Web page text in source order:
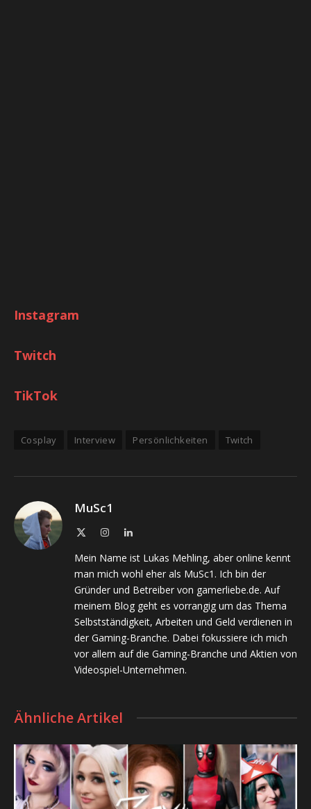
Instagram
Twitch
TikTok
Cosplay Interview Persönlichkeiten Twitch
MuSc1
InstagramLinkedIn
Mein Name ist Lukas Mehling, aber online kennt
man mich wohl eher als MuSc1. Ich bin der
Gründer und Betreiber von gamerliebe.de. Auf
meinem Blog geht es vorrangig um das Thema
Selbstständigkeit, Arbeiten und Geld verdienen in
der Gaming-Branche. Dabei fokussiere ich mich
vor allem auf die Gaming-Branche und Aktien von
Videospiel-Unternehmen.
Ähnliche Artikel